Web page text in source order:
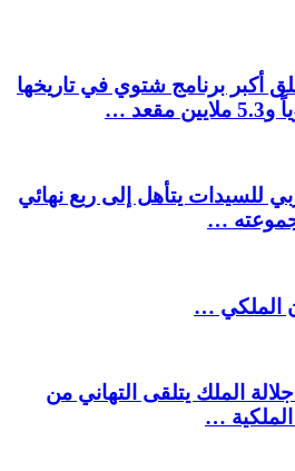
أكبر برنامج شتوي في تاريخها
للسيدات يتأهل إلى ربع نهائي
…
الملكي …
الملك يتلقى التهاني من
…